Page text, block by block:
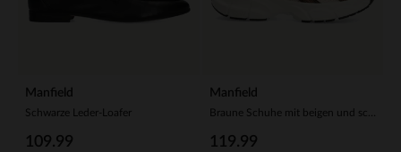
Manfield
Schwarze Leder-Loafer
109.99
Manfield
119.99